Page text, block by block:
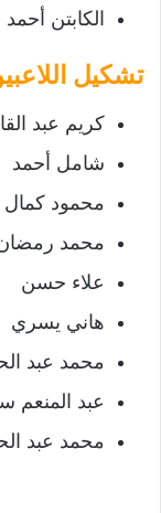
الكابتن
تشكيل
كريم عبد
شامل أحمد
محمود كمال
محمد
علاء حسن
هاني يسري
محمد عبد
عبد المنعم
محمد عبد